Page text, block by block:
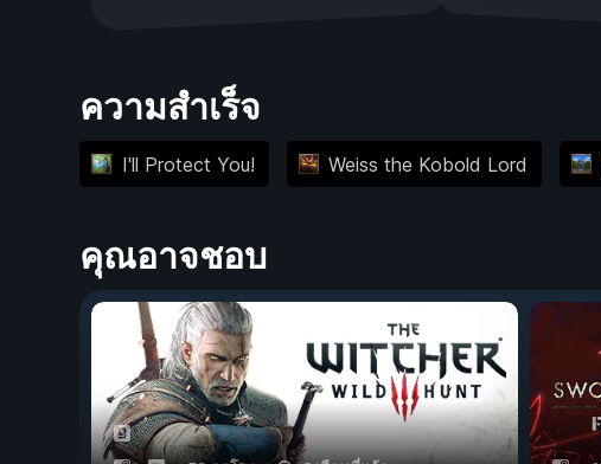
ความสำเร็จ
I'll Protect You! Weiss the Kobold Lord
คุณอาจชอบ